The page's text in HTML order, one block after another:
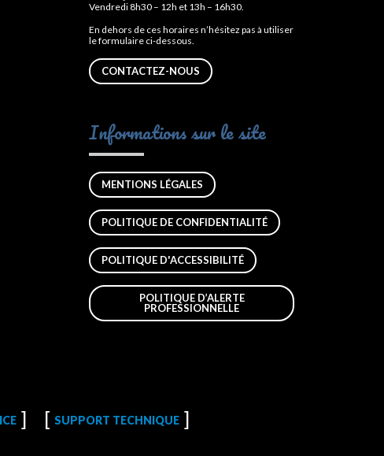
Vendredi 8h30 – 12h et 13h – 16h30.
En dehors de ces horaires n’hésitez pas à utiliser
le formulaire ci-dessous.
CONTACTEZ-NOUS
Informations sur le site
MENTIONS LÉGALES
POLITIQUE DE CONFIDENTIALITÉ
POLITIQUE D'ACCESSIBILITÉ
POLITIQUE D’ALERTE
PROFESSIONNELLE
SUPPORT TECHNIQUE